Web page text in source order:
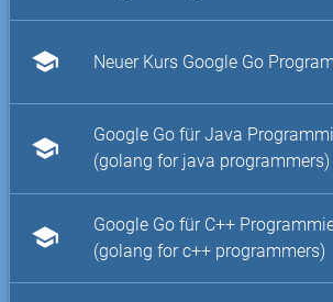
school Neuer Kurs Google Go
school
Google Go für Java
(golang for java programmers)
school
Google Go für C++
(golang for c++ programmers)